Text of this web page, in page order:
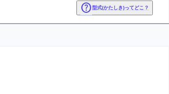
help型式(かたしき)ってどこ？